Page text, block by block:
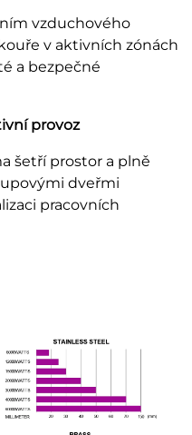
vzduchového
v aktivních zónách
a bezpečné
provoz
šetří prostor a plně
dveřmi
pracovních